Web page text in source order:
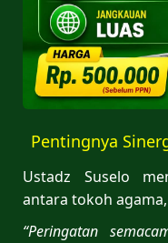
Pentingnya
Ustadz Suselo
antara tokoh
“Peringatan